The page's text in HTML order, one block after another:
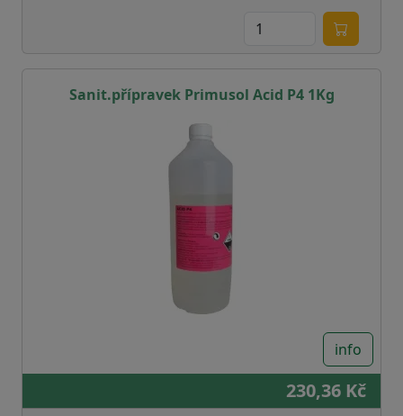
Sanit.přípravek Primusol Acid P4 1Kg
info
230,36 Kč